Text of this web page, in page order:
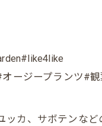
ージープランツ#
カ、サボテンな